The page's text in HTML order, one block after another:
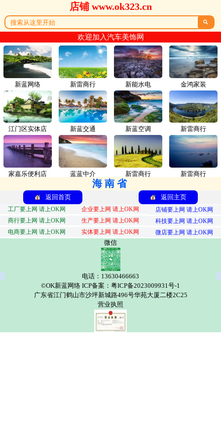
店铺 www.ok323.cn

欢迎加入汽车美饰网
新蓝网络 新雷商行
江门区实体店 新蓝交通
家嘉乐便利店 蓝蓝中介
新能水电 金鸿家装
新蓝空调 新雷商行
新雷商行 新雷商行
海南省
返回首页 返回主页
工厂要上网 请上OK网 企业要上网 请上OK网
店铺要上网 请上OK网
商行要上网 请上OK网
生产要上网 请上OK网
科技要上网 请上OK网
电商要上网 请上OK网
实体要上网 请上OK网 微店要上网 请上OK网
微信
电话：13630466663
©OK新蓝网络 ICP备案：粤ICP备2023009931号-1
广东省江门鹤山市沙坪新城路496号华苑大厦二楼2C25
营业执照